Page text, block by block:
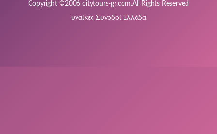
Copyright ©2006 citytours-gr.com.All Rights Reserved
υναίκες Συνοδοί Ελλάδα